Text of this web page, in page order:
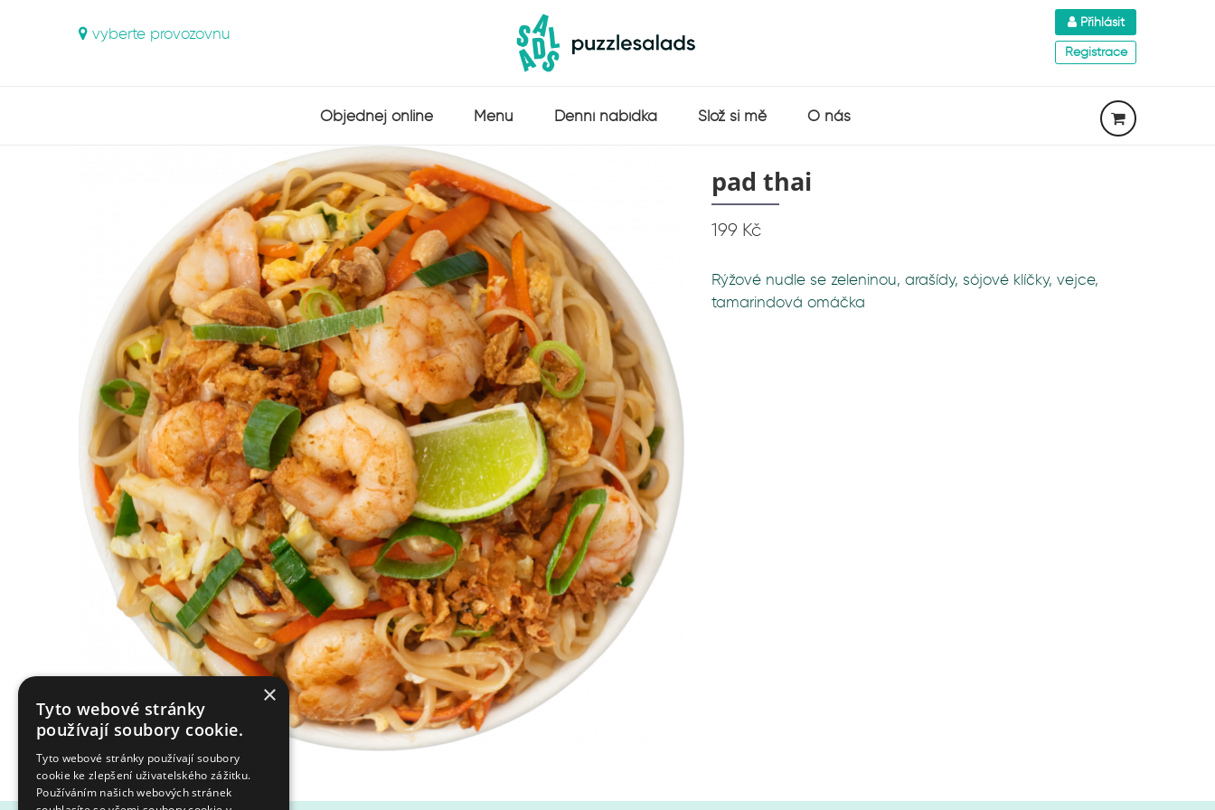
vyberte provozovnu
Přihlásit
Registrace
Objednej online Menu Denní nabídka Slož si mě O nás
pad thai
199 Kč
Rýžové nudle se zeleninou, arašídy, sójové klíčky, vejce,
tamarindová omáčka
×
Tyto webové stránky
používají soubory cookie.
Tyto webové stránky používají soubory
cookie ke zlepšení uživatelského zážitku.
Používáním našich webových stránek